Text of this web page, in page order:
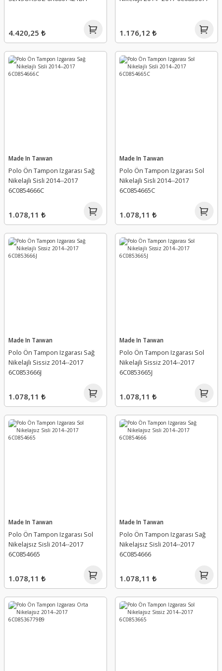
4.420,25 ₺ 1.176,12 ₺
Made In Taıwan
Polo Ön Tampon Izgarası Sağ
Nikelajlı Sisli 2014--2017
6C0854666C
1.078,11 ₺
Made In Taıwan
Polo Ön Tampon Izgarası Sol
Nikelajlı Sisli 2014--2017
6C0854665C
1.078,11 ₺
Made In Taıwan
Polo Ön Tampon Izgarası Sağ
Nikelajlı Sissiz 2014--2017
6C0853666J
1.078,11 ₺
Made In Taıwan
Polo Ön Tampon Izgarası Sol
Nikelajlı Sissiz 2014--2017
6C0853665J
1.078,11 ₺
Made In Taıwan
Polo Ön Tampon Izgarası Sol
Nikelajsız Sisli 2014--2017
6C0854665
1.078,11 ₺
Made In Taıwan
Polo Ön Tampon Izgarası Sağ
Nikelajsız Sisli 2014--2017
6C0854666
1.078,11 ₺